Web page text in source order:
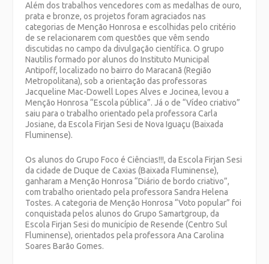
Além dos trabalhos vencedores com as medalhas de ouro,
prata e bronze, os projetos foram agraciados nas
categorias de Menção Honrosa e escolhidas pelo critério
de se relacionarem com questões que vêm sendo
discutidas no campo da divulgação científica. O grupo
Nautilis formado por alunos do Instituto Municipal
Antipoff, localizado no bairro do Maracanã (Região
Metropolitana), sob a orientação das professoras
Jacqueline Mac-Dowell Lopes Alves e Jocinea, levou a
Menção Honrosa “Escola pública”. Já o de “Vídeo criativo”
saiu para o trabalho orientado pela professora Carla
Josiane, da Escola Firjan Sesi de Nova Iguaçu (Baixada
Fluminense).
Os alunos do Grupo Foco é Ciências!!!, da Escola Firjan Sesi
da cidade de Duque de Caxias (Baixada Fluminense),
ganharam a Menção Honrosa “Diário de bordo criativo”,
com trabalho orientado pela professora Sandra Helena
Tostes. A categoria de Menção Honrosa “Voto popular” foi
conquistada pelos alunos do Grupo Samartgroup, da
Escola Firjan Sesi do município de Resende (Centro Sul
Fluminense), orientados pela professora Ana Carolina
Soares Barão Gomes.